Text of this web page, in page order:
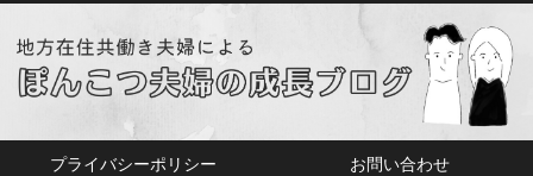
プライバシーポリシー お問い合わせ